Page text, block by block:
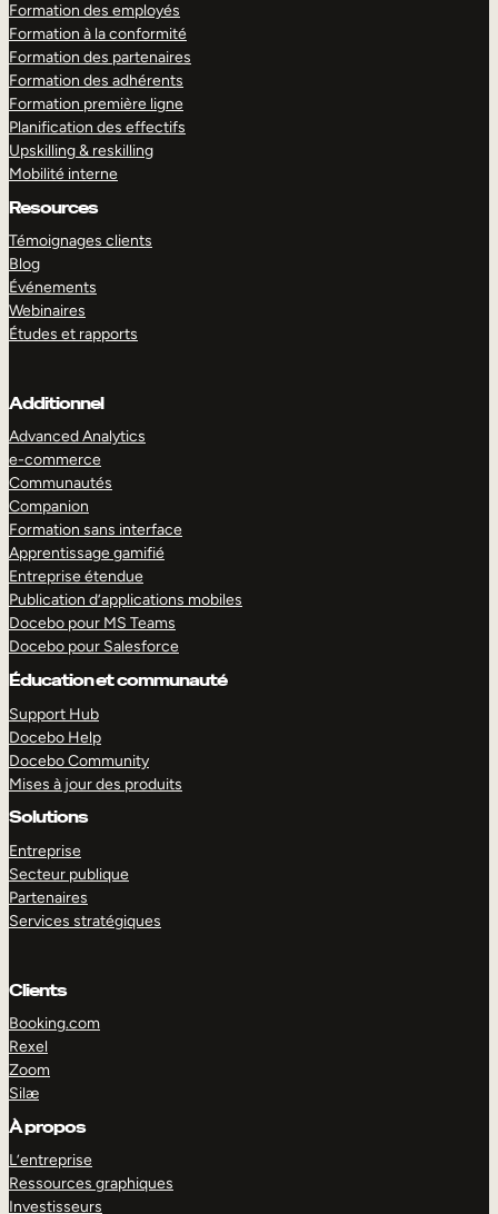
Formation des employés
Formation à la conformité
Formation des partenaires
Formation des adhérents
Formation première ligne
Planification des effectifs
Upskilling & reskilling
Mobilité interne
Resources
Témoignages clients
Blog
Événements
Webinaires
Études et rapports
Additionnel
Advanced Analytics
e-commerce
Communautés
Companion
Formation sans interface
Apprentissage gamifié
Entreprise étendue
Publication d’applications mobiles
Docebo pour MS Teams
Docebo pour Salesforce
Éducation et communauté
Support Hub
Docebo Help
Docebo Community
Mises à jour des produits
Solutions
Entreprise
Secteur publique
Partenaires
Services stratégiques
Clients
Booking.com
Rexel
Zoom
Silæ
À propos
L’entreprise
Ressources graphiques
Investisseurs